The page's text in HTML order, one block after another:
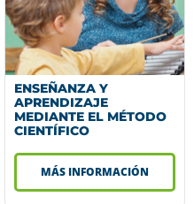
ENSEÑANZA Y
APRENDIZAJE
MEDIANTE EL MÉTODO
CIENTÍFICO
MÁS INFORMACIÓN